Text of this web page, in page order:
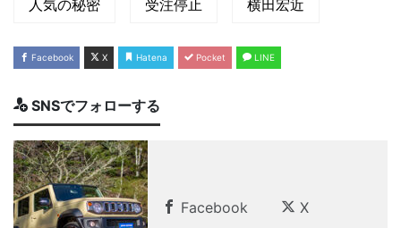
人気の秘密 受注停止 横田宏近
Facebook X Hatena Pocket LINE
SNSでフォローする
Facebook X